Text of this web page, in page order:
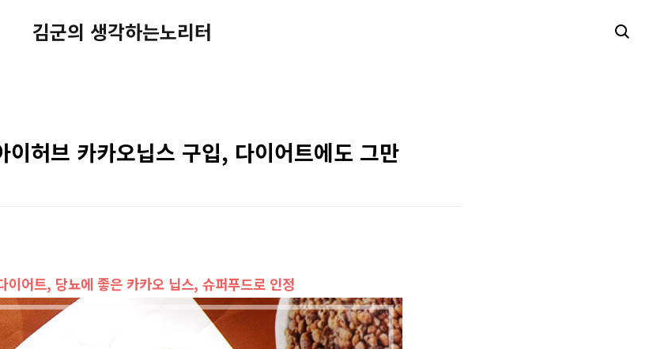
김군의 생각하는노리터
허브 카카오닙스 구입, 다이어트에도 그만
이어트, 당뇨에 좋은 카카오 닙스, 슈퍼푸드로 인정